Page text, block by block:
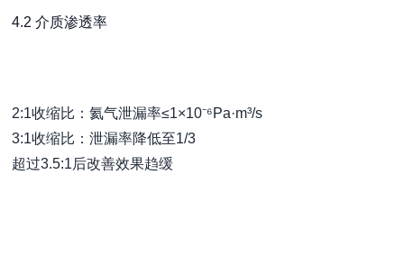
4.2 介质渗透率
2:1收缩比：氦气泄漏率≤1×10⁻⁶Pa·m³/s
3:1收缩比：泄漏率降低至1/3
超过3.5:1后改善效果趋缓